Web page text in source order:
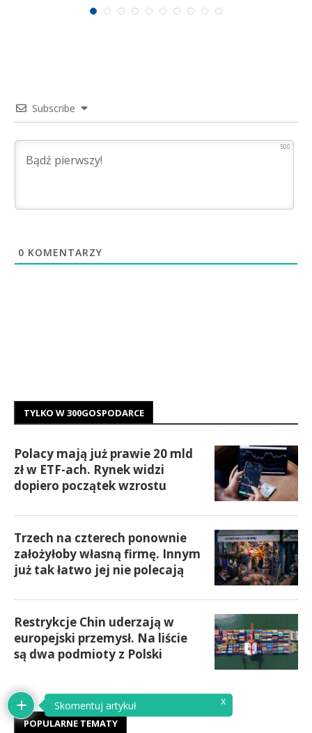
Subscribe
500
0 KOMENTARZY
TYLKO W 300GOSPODARCE
Polacy mają już prawie 20 mld
zł w ETF-ach. Rynek widzi
dopiero początek wzrostu
Trzech na czterech ponownie
założyłoby własną firmę. Innym
już tak łatwo jej nie polecają
Restrykcje Chin uderzają w
europejski przemysł. Na liście
są dwa podmioty z Polski
POPULARNE TEMATY
Skomentuj artykuł x